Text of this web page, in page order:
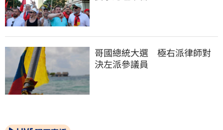
哥國總統大選　極右派律師對
決左派參議員